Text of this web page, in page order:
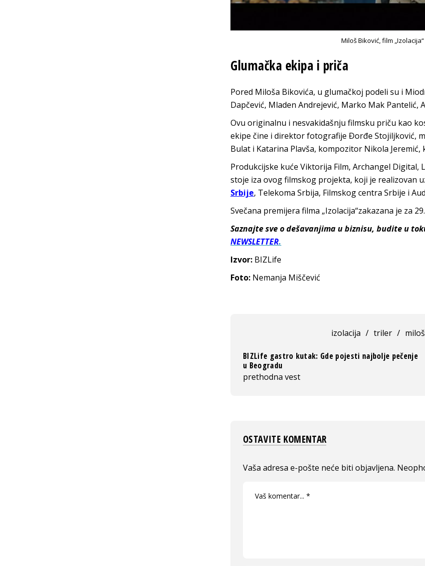
Miloš Biković, film
Glumačka ekipa i priča
Pored Miloša Bikovića, u glumačkoj podeli su i
Dapčević, Mladen Andrejević, Marko Mak Pantelić,
Ovu originalnu i nesvakidašnju filmsku priču kao
ekipe čine i direktor fotografije Ðorđe Stojiljković,
Bulat i Katarina Plavša, kompozitor Nikola
Produkcijske kuće Viktorija Film, Archangel
stoje iza ovog filmskog projekta, koji je realizovan
Srbije, Telekoma Srbija, Filmskog centra Srbije i
Svečana premijera filma „Izolacija“zakazana je za
Saznajte sve o dešavanjima u biznisu, budite u
NEWSLETTER.
Izvor: BIZLife
Foto: Nemanja Miščević
izolacija / triler /
BIZLife gastro kutak: Gde pojesti najbolje pečenje
u Beogradu
prethodna vest
OSTAVITE KOMENTAR
Vaša adresa e-pošte neće biti objavljena.